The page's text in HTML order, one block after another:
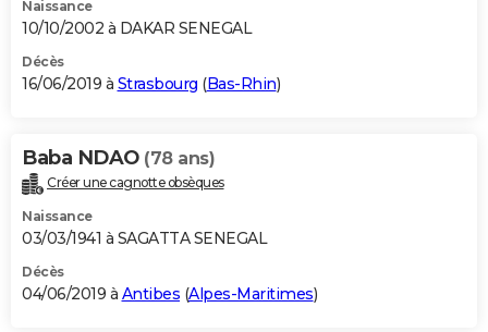
Naissance
10/10/2002 à DAKAR SENEGAL
Décès
16/06/2019 à Strasbourg (Bas-Rhin)
Baba NDAO (78 ans)
Créer une cagnotte obsèques
Naissance
03/03/1941 à SAGATTA SENEGAL
Décès
04/06/2019 à Antibes (Alpes-Maritimes)